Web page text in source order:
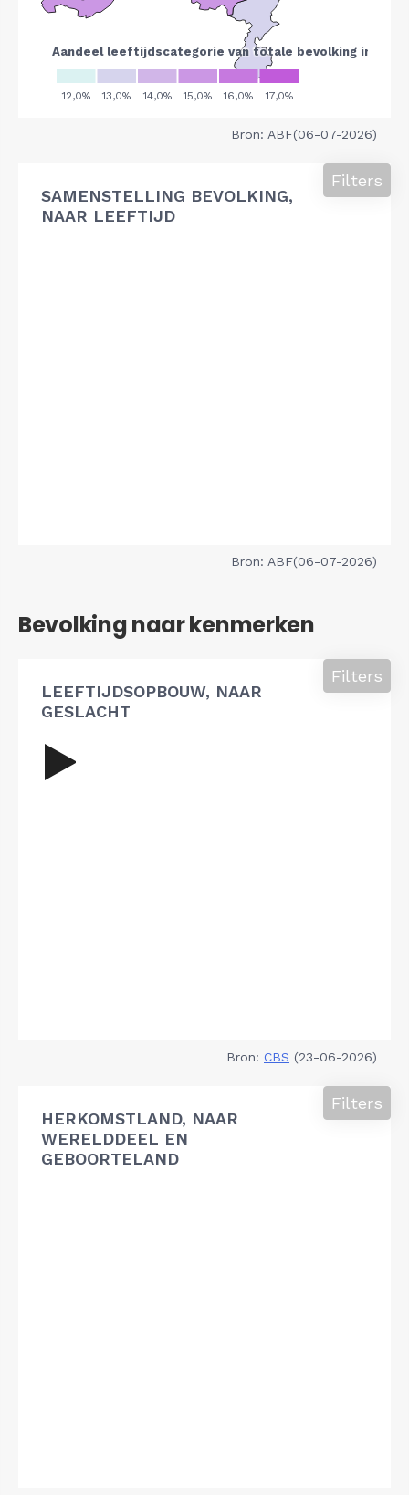
Bron: ABF(06-07-2026)
SAMENSTELLING BEVOLKING,
NAAR LEEFTIJD
Filters
Bron: ABF(06-07-2026)
Bevolking naar kenmerken
LEEFTIJDSOPBOUW, NAAR
GESLACHT
Filters
Bron: CBS (23-06-2026)
HERKOMSTLAND, NAAR
WERELDDEEL EN
GEBOORTELAND
Filters